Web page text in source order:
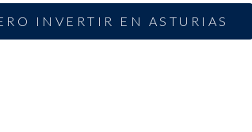
INVERTIR EN ASTURIAS